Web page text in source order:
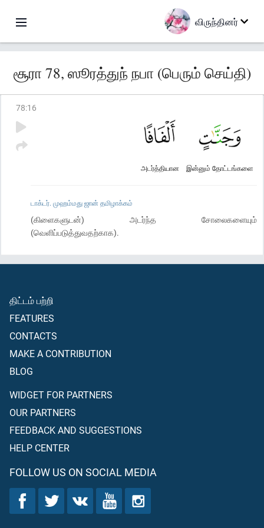
விருந்தினர்
சூரா 78, ஸூரத்துந் நபா (பெரும் செய்தி)
78:16
இன்னும் தோட்டங்களை
அடர்த்தியான
டாக்டர். முஹம்மது ஜான் தமிழாக்கம்
(கிளைகளுடன்) அடர்ந்த சோலைகளையும்
(வெளிப்படுத்துவதற்காக).
திட்டம் பற்றி
FEATURES
CONTACTS
MAKE A CONTRIBUTION
BLOG
WIDGET FOR PARTNERS
OUR PARTNERS
FEEDBACK AND SUGGESTIONS
HELP CENTER
FOLLOW US ON SOCIAL MEDIA